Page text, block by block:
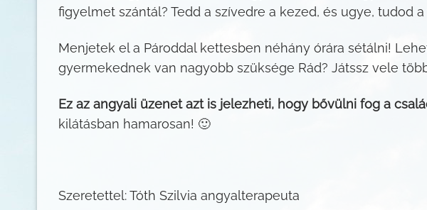
figyelmet szántál? Tedd a szívedre a kezed, és ugye, tudod a
Menjetek el a Pároddal kettesben néhány órára sétálni!
gyermekednek van nagyobb szüksége Rád? Játssz vele
Ez az angyali üzenet azt is jelezheti, hogy bővülni fog a
kilátásban hamarosan! 🙂
Szeretettel: Tóth Szilvia angyalterapeuta